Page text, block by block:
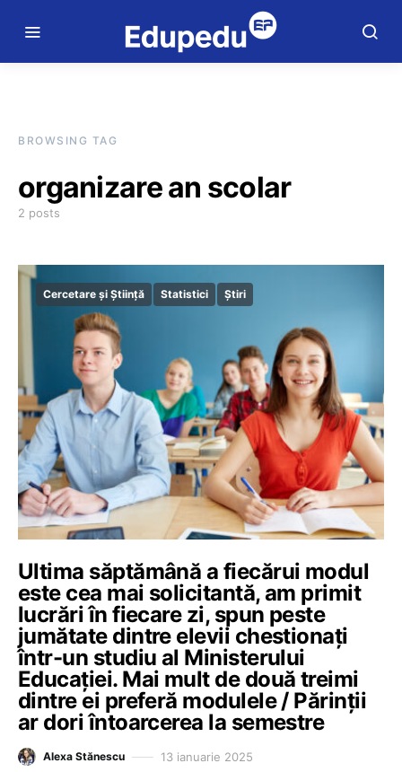
BROWSING TAG
organizare an scolar
2 posts
Cercetare și Știință Statistici Știri
Ultima săptămână a fiecărui modul
este cea mai solicitantă, am primit
lucrări în fiecare zi, spun peste
jumătate dintre elevii chestionați
într-un studiu al Ministerului
Educației. Mai mult de două treimi
dintre ei preferă modulele / Părinții
ar dori întoarcerea la semestre
Alexa Stănescu 13 ianuarie 2025